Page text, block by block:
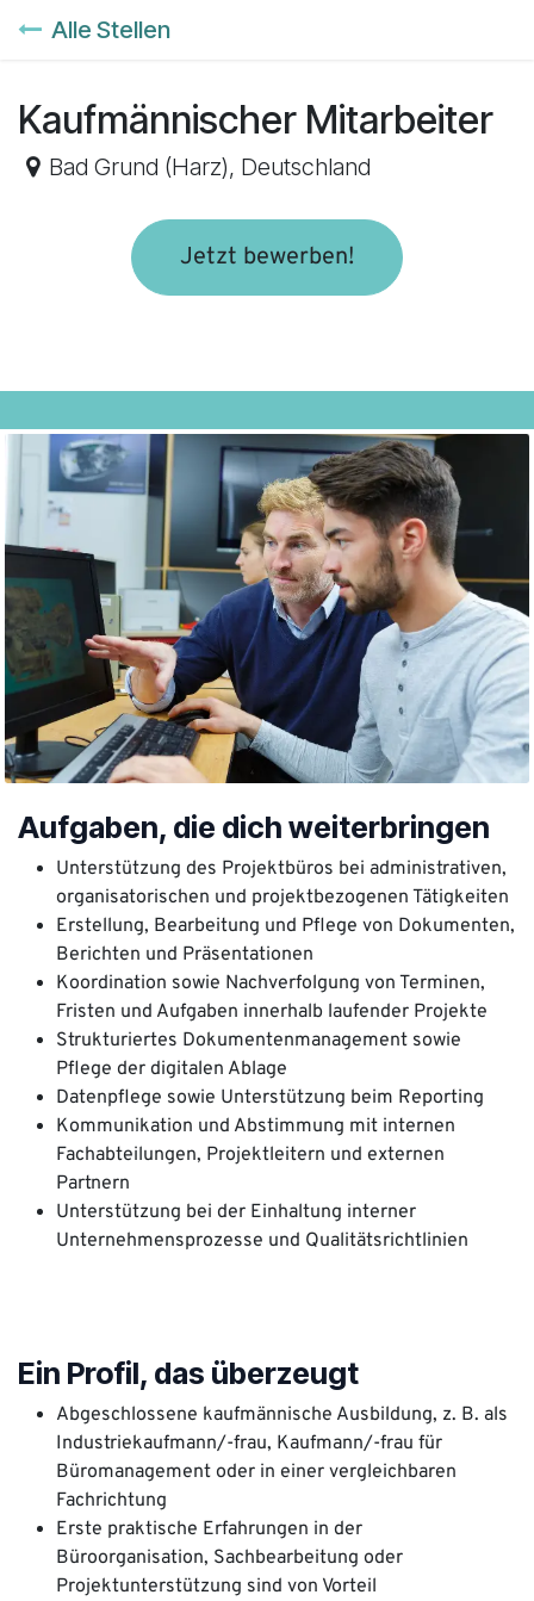
Alle Stellen
Kaufmännischer Mitarbeiter
Bad Grund (Harz), Deutschland
Jetzt bewerben!
Aufgaben, die dich weiterbringen
Unterstützung des Projektbüros bei administrativen,
organisatorischen und projektbezogenen Tätigkeiten
Erstellung, Bearbeitung und Pflege von Dokumenten,
Berichten und Präsentationen
Koordination sowie Nachverfolgung von Terminen,
Fristen und Aufgaben innerhalb laufender Projekte
Strukturiertes Dokumentenmanagement sowie
Pflege der digitalen Ablage
Datenpflege sowie Unterstützung beim Reporting
Kommunikation und Abstimmung mit internen
Fachabteilungen, Projektleitern und externen
Partnern
Unterstützung bei der Einhaltung interner
Unternehmensprozesse und Qualitätsrichtlinien
Ein Profil, das überzeugt
Abgeschlossene kaufmännische Ausbildung, z. B. als
Industriekaufmann/-frau, Kaufmann/-frau für
Büromanagement oder in einer vergleichbaren
Fachrichtung
Erste praktische Erfahrungen in der
Büroorganisation, Sachbearbeitung oder
Projektunterstützung sind von Vorteil